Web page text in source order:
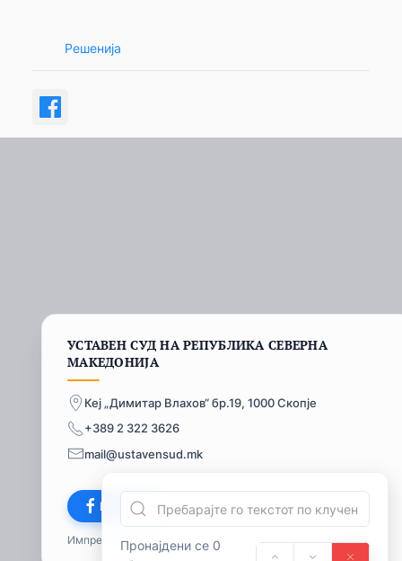
Пронајдени се 0
Решенија
УСТАВЕН СУД НА РЕПУБЛИКА СЕВЕРНА
МАКЕДОНИЈА
Кеј „Димитар Влахов“ бр.19, 1000 Скопје
+389 2 322 3626
mail@ustavensud.mk
Facebook
Импресум© 2026